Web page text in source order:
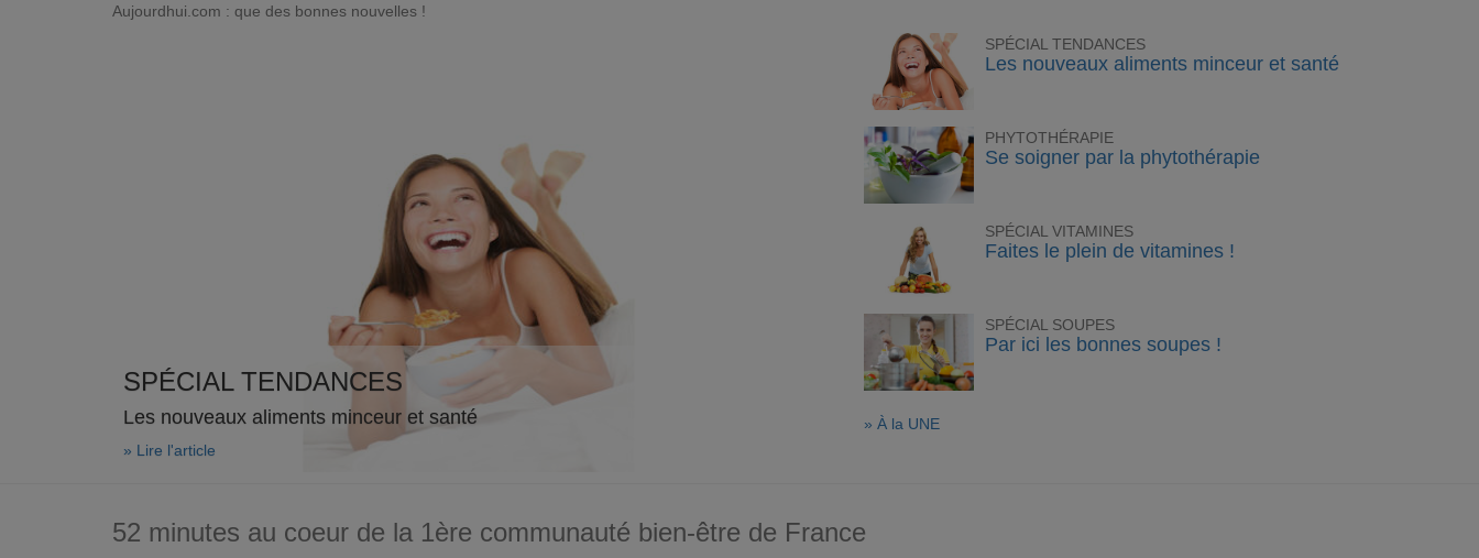
Aujourdhui.com : que des bonnes nouvelles !
SPÉCIAL TENDANCES
Les nouveaux aliments minceur et santé
» Lire l'article
SPÉCIAL TENDANCES
Les nouveaux aliments minceur et santé
PHYTOTHÉRAPIE
Se soigner par la phytothérapie
SPÉCIAL VITAMINES
Faites le plein de vitamines !
SPÉCIAL SOUPES
Par ici les bonnes soupes !
» À la UNE
52 minutes au coeur de la 1ère communauté bien-être de France